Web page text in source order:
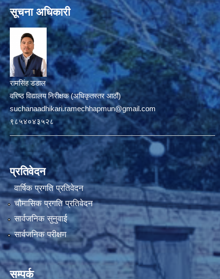
सूचना अधिकारी
रामसिंह डडाल
वरिष्ठ विद्यालय निरीक्षक (अधिकृतस्तर आठौं)
suchanaadhikari.ramechhapmun@gmail.com
९८५४०४३५२८
प्रतिवेदन
वार्षिक प्रगति प्रतिवेदन
चौमासिक प्रगति प्रतिवेदन
सार्वजनिक सुनुवाई
सार्वजनिक परीक्षण
सम्पर्क